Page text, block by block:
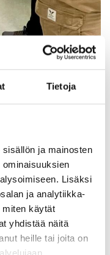
Tietoja
ja mainosten
Lisäksi
ja analytiikka-
miten käytät
yhdistää näitä
heille tai joita on
meininki.
toimii useita yrittäjiä
,Maarian
museo,
– yhteyttä voi